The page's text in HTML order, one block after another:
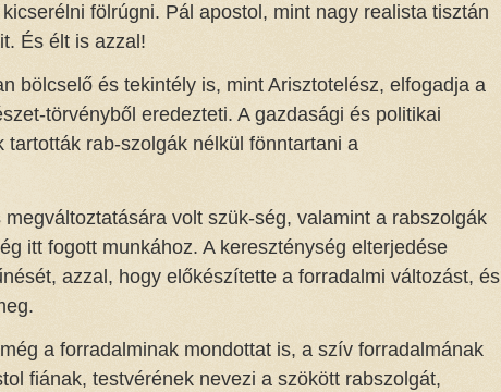
fölrúgni. Pál apostol, mint nagy realista tisztán
És élt is azzal!
bölcselő és tekintély is, mint Arisztotelész, elfogadja a
törvényből eredezteti. A gazdasági és politikai
rab-szolgák nélkül fönntartani a
volt szük-ség, valamint a rabszolgák
itt fogott munkához. A kereszténység elterjedése
azzal, hogy előkészítette a forradalmi változást, és
a forradalminak mondottat is, a szív forradalmának
fiának, testvérének nevezi a szökött rabszolgát,